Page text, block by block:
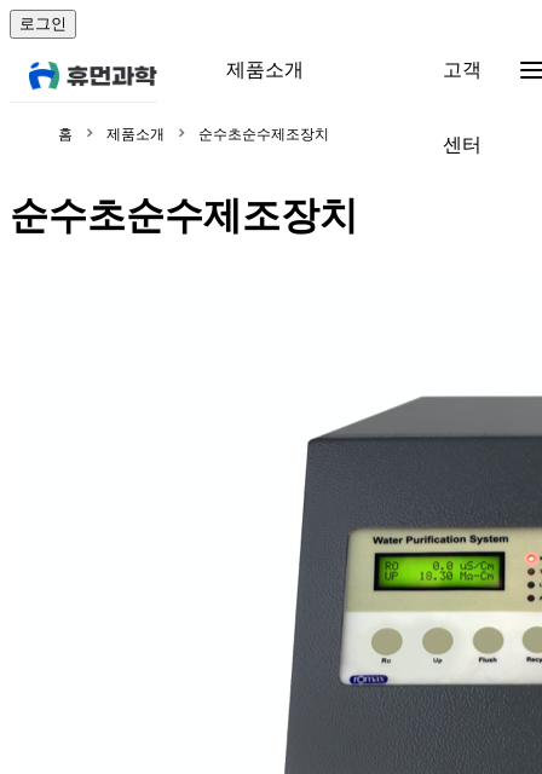
로그인
제품소개 고객
센터
홈 제품소개 순수초순수제조장치
순수초순수제조장치